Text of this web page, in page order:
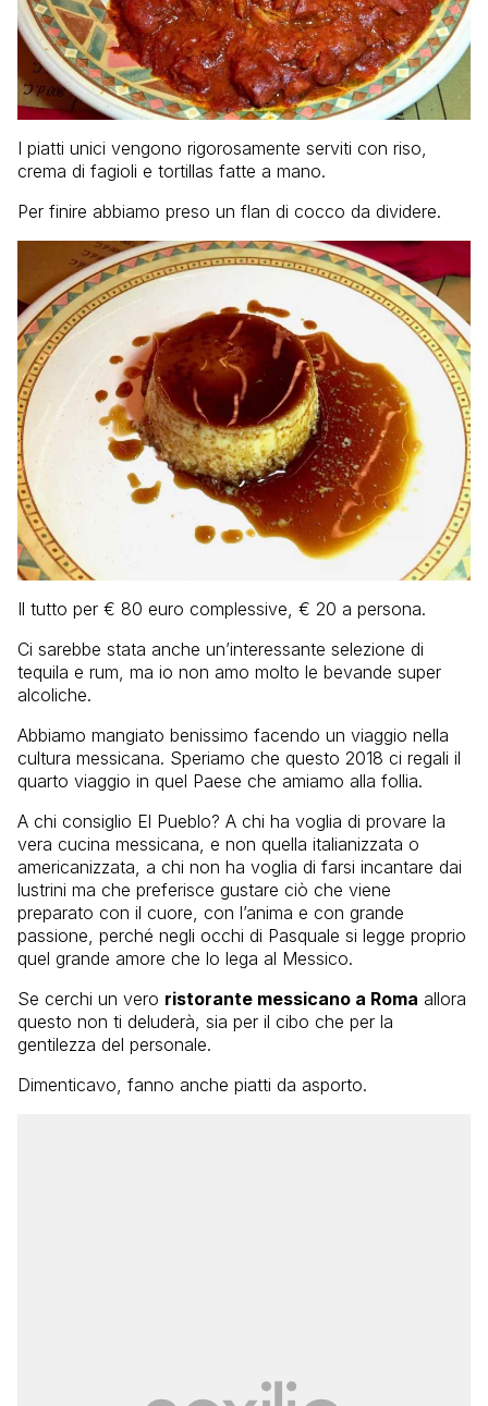
I piatti unici vengono rigorosamente serviti con riso,
crema di fagioli e tortillas fatte a mano.
Per finire abbiamo preso un flan di cocco da dividere.
Il tutto per € 80 euro complessive, € 20 a persona.
Ci sarebbe stata anche un’interessante selezione di
tequila e rum, ma io non amo molto le bevande super
alcoliche.
Abbiamo mangiato benissimo facendo un viaggio nella
cultura messicana. Speriamo che questo 2018 ci regali il
quarto viaggio in quel Paese che amiamo alla follia.
A chi consiglio El Pueblo? A chi ha voglia di provare la
vera cucina messicana, e non quella italianizzata o
americanizzata, a chi non ha voglia di farsi incantare dai
lustrini ma che preferisce gustare ciò che viene
preparato con il cuore, con l’anima e con grande
passione, perché negli occhi di Pasquale si legge proprio
quel grande amore che lo lega al Messico.
Se cerchi un vero ristorante messicano a Roma allora
questo non ti deluderà, sia per il cibo che per la
gentilezza del personale.
Dimenticavo, fanno anche piatti da asporto.